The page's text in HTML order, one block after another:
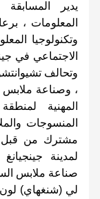
يدير
المعلومات ،
وتكنولوجيا
الاجتماعي في
وتحالف
، وصناعة ملابس
المهنية
المنسوجات
مشترك من قبل
لمدينة
صناعة ملابس